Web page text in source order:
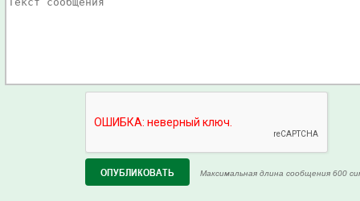
Максимальная длина сообщения 600